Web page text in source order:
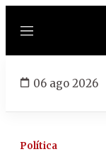
Menú
06 ago 2026
Política